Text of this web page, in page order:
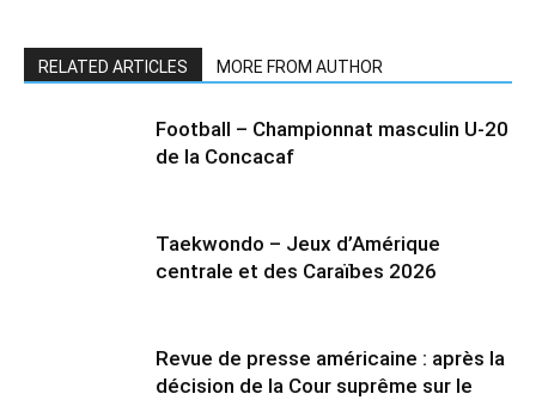
RELATED ARTICLES MORE FROM AUTHOR
Football – Championnat masculin U-20
de la Concacaf
Taekwondo – Jeux d’Amérique
centrale et des Caraïbes 2026
Revue de presse américaine : après la
décision de la Cour suprême sur le